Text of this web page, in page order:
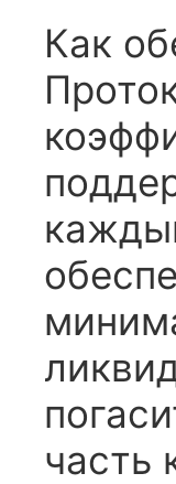
Как
часть